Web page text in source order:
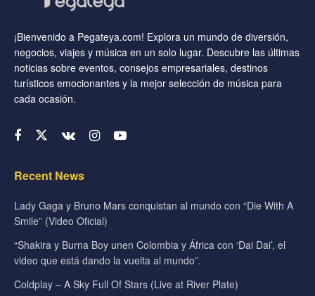
¡Bienvenido a Pegateya.com! Explora un mundo de diversión,
negocios, viajes y música en un solo lugar. Descubre las últimas
noticias sobre eventos, consejos empresariales, destinos
turísticos emocionantes y la mejor selección de música para
cada ocasión.
Recent News
Lady Gaga y Bruno Mars conquistan al mundo con “Die With A
Smile” (Video Oficial)
“Shakira y Burna Boy unen Colombia y África con ‘Dai Dai’, el
video que está dando la vuelta al mundo”.
Coldplay – A Sky Full Of Stars (Live at River Plate)